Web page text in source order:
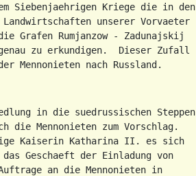
Siebenjaehrigen Kriege die in den
unserer Vorvaeter
Grafen Rumjanzow - Zadunajskij
zu erkundigen.  Dieser Zufall
Mennonieten nach Russland.
in die suedrussischen Steppen
die Mennonieten zum Vorschlag.
Kaiserin Katharina II. es sich
Geschaeft der Einladung von
an die Mennonieten in